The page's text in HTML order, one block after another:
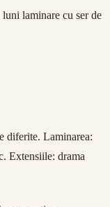
laminare cu ser de
diferite. Laminarea:
Extensiile: drama